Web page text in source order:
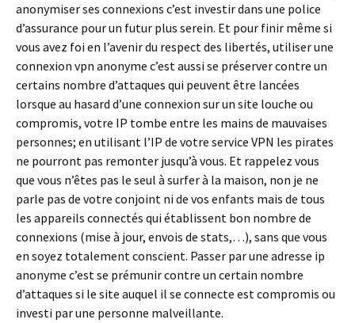
anonymiser ses connexions c’est investir dans une police
d’assurance pour un futur plus serein. Et pour finir même si
vous avez foi en l’avenir du respect des libertés, utiliser une
connexion vpn anonyme c’est aussi se préserver contre un
certains nombre d’attaques qui peuvent être lancées
lorsque au hasard d’une connexion sur un site louche ou
compromis, votre IP tombe entre les mains de mauvaises
personnes; en utilisant l’IP de votre service VPN les pirates
ne pourront pas remonter jusqu’à vous. Et rappelez vous
que vous n’êtes pas le seul à surfer à la maison, non je ne
parle pas de votre conjoint ni de vos enfants mais de tous
les appareils connectés qui établissent bon nombre de
connexions (mise à jour, envois de stats,…), sans que vous
en soyez totalement conscient. Passer par une adresse ip
anonyme c’est se prémunir contre un certain nombre
d’attaques si le site auquel il se connecte est compromis ou
investi par une personne malveillante.